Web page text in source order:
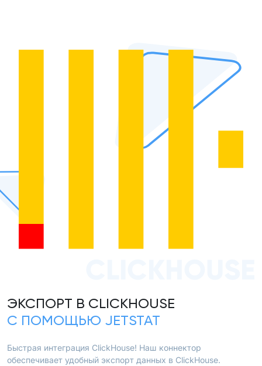
ЭКСПОРТ В CLICKHOUSE
С ПОМОЩЬЮ JETSTAT
Быстрая интеграция ClickHouse! Наш коннектор
обеспечивает удобный экспорт данных в ClickHouse.